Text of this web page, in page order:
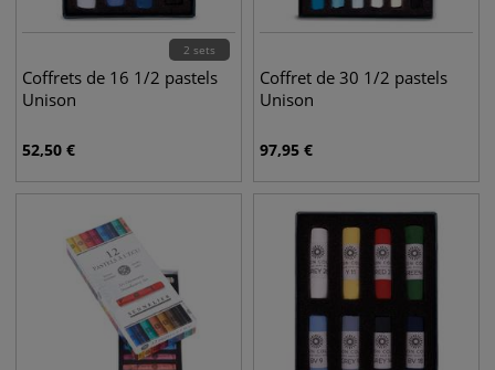
2 sets
Coffrets de 16 1/2 pastels
Unison
52,50 €
Coffret de 30 1/2 pastels
Unison
97,95 €